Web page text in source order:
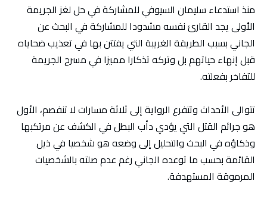
منذ استدعاء سليمان السيوفي للمشاركة في حل لغز الجريمة
الأولى يجد القارئ نفسه مشدودا للمشاركة في البحث عن
الجاني بسبب الطريقة الغريبة التي يفتتن بها في تعذيب ضحاياه
قبل إنهاء حياتهم بل وتركه تذكارا مميزا في مسرح الجريمة
للتفاخر بفعلته.
تتوالى الأحداث وتتفرع الرواية إلى ثلاثة مسارات لا تنفصم، الأول
هو جرائم القتل التي يؤدي دأب البطل في الكشف عن مرتكبها
وذكاؤه في البحث والتحليل إلى وضعه هو شخصيا في ذيل
القائمة بحسب ما توعده الجاني رغم عدم صلته بالشخصيات
المرموقة المستهدفة.